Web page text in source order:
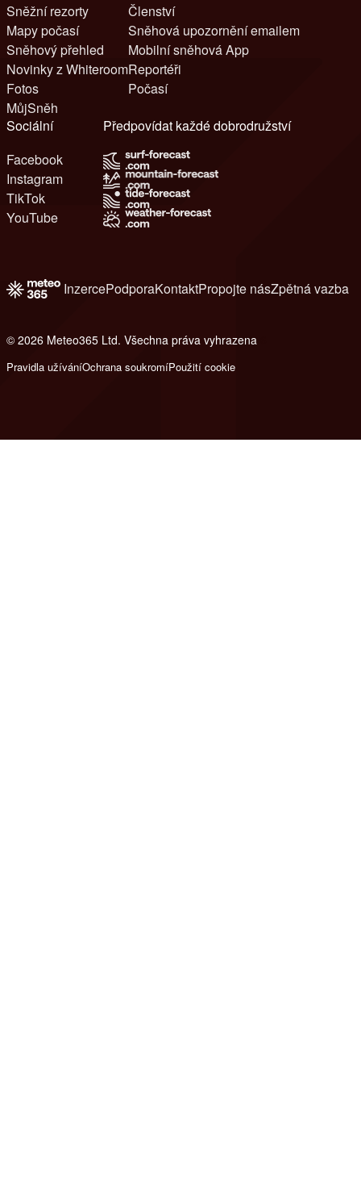
Sněžní rezorty
Mapy počasí
Sněhový přehled
Novinky z Whiteroom
Fotos
MůjSněh
Členství
Sněhová upozornění emailem
Mobilní sněhová App
Reportéři
Počasí
Sociální
Facebook
Instagram
TikTok
YouTube
Předpovídat každé dobrodružství
InzercePodporaKontaktPropojte násZpětná vazba
© 2026 Meteo365 Ltd. Všechna práva vyhrazena
Pravidla užíváníOchrana soukromíPoužití cookie